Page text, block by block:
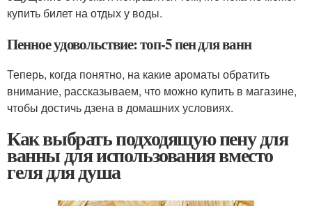
купить билет на отдых у воды.
Пенное удовольствие: топ-5 пен для ванн
Теперь, когда понятно, на какие ароматы обратить
внимание, рассказываем, что можно купить в магазине,
чтобы достичь дзена в домашних условиях.
Как выбрать подходящую пену для
ванны для использования вместо
геля для душа